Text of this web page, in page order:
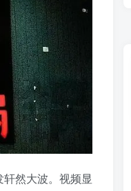
然大波。视频显